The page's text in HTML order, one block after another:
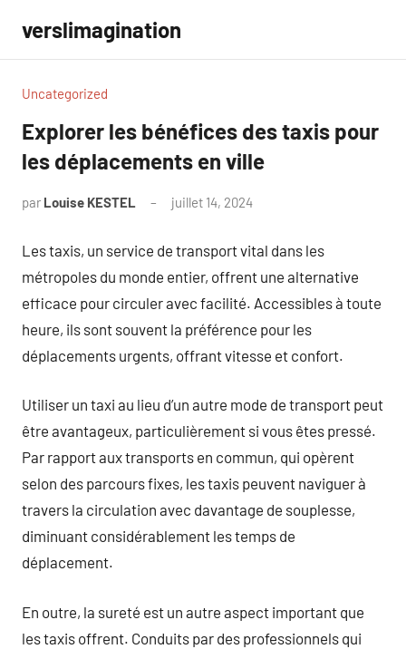
contenu
verslimagination
Uncategorized
Explorer les bénéfices des taxis pour
les déplacements en ville
par Louise KESTEL juillet 14, 2024
Les taxis, un service de transport vital dans les
métropoles du monde entier, offrent une alternative
efficace pour circuler avec facilité. Accessibles à toute
heure, ils sont souvent la préférence pour les
déplacements urgents, offrant vitesse et confort.
Utiliser un taxi au lieu d’un autre mode de transport peut
être avantageux, particulièrement si vous êtes pressé.
Par rapport aux transports en commun, qui opèrent
selon des parcours fixes, les taxis peuvent naviguer à
travers la circulation avec davantage de souplesse,
diminuant considérablement les temps de
déplacement.
En outre, la sureté est un autre aspect important que
les taxis offrent. Conduits par des professionnels qui